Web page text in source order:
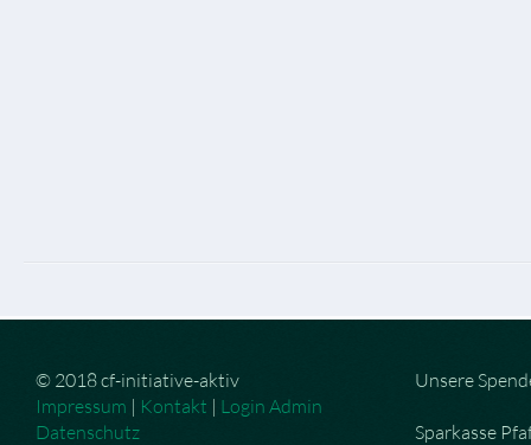
© 2018 cf-initiative-aktiv
Impressum | Kontakt | Login Admin
Datenschutz
Unsere
Sparkasse